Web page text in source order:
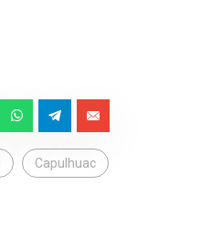
Capulhuac